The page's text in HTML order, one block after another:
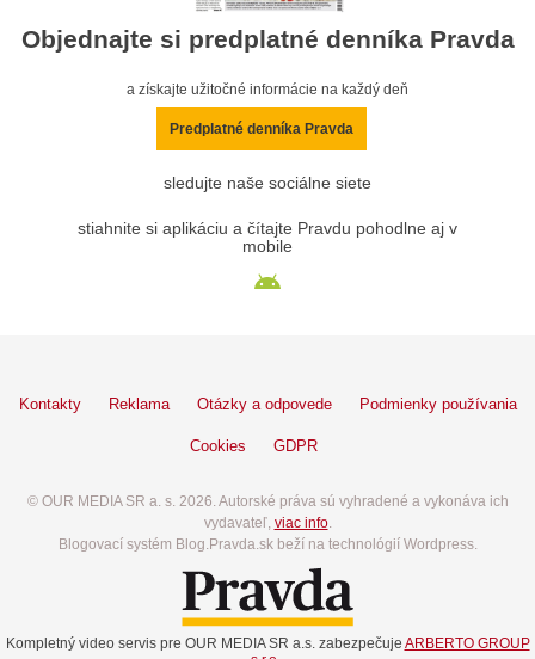
Objednajte si predplatné denníka Pravda
a získajte užitočné informácie na každý deň
Predplatné denníka Pravda
sledujte naše sociálne siete
stiahnite si aplikáciu a čítajte Pravdu pohodlne aj v
mobile
Kontakty Reklama Otázky a odpovede Podmienky používania
Cookies GDPR
© OUR MEDIA SR a. s. 2026. Autorské práva sú vyhradené a vykonáva ich
vydavateľ, viac info.
Blogovací systém Blog.Pravda.sk beží na technológií Wordpress.
Kompletný video servis pre OUR MEDIA SR a.s. zabezpečuje ARBERTO GROUP